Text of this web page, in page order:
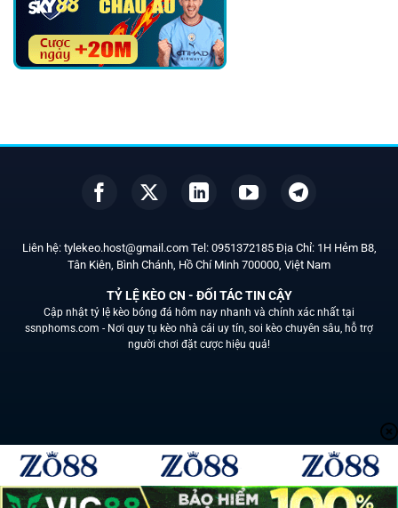
Liên hệ: tylekeo.host@gmail.comTel: 0951372185Địa Chỉ: 1H Hẻm B8,
Tân Kiên, Bình Chánh, Hồ Chí Minh 700000, Việt Nam
TỶ LỆ KÈO CN - ĐỐI TÁC TIN CẬY
Cập nhật tỷ lệ kèo bóng đá hôm nay nhanh và chính xác nhất tại
ssnphoms.com - Nơi quy tụ kèo nhà cái uy tín, soi kèo chuyên sâu, hỗ trợ
người chơi đặt cược hiệu quả!
Liên Hệ Chính sách bảo mật Soi kèo Nhà cái uy tín Tin Tức
Copyright 2026 ©ssnphoms.com